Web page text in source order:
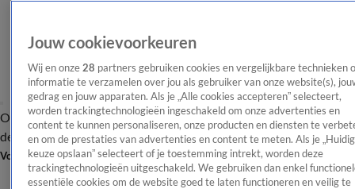
OverzichtAfleveringen Entertainment TV Algemeen
Tip
de redactieNieuwsbrief
Volg Shownieuws
Jouw cookievoorkeuren
Wij en onze 28 partners gebruiken cookies en vergelijkbare technieken
informatie te verzamelen over jou als gebruiker van onze website(s),
gedrag en jouw apparaten. Als je „Alle cookies accepteren” selecteert,
worden trackingtechnologieën ingeschakeld om onze advertenties en
content te kunnen personaliseren, onze producten en diensten te
en om de prestaties van advertenties en content te meten. Als je
keuze opslaan” selecteert of je toestemming intrekt, worden deze
trackingtechnologieën uitgeschakeld. We gebruiken dan enkel
essentiële cookies om de website goed te laten functioneren en veilig te